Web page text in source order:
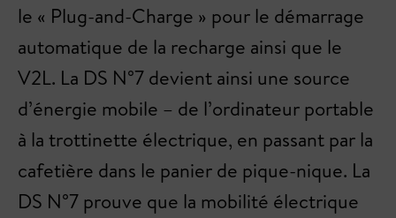
le « Plug-and-Charge » pour le démarrage
automatique de la recharge ainsi que le
V2L. La DS N°7 devient ainsi une source
d’énergie mobile – de l’ordinateur portable
à la trottinette électrique, en passant par la
cafetière dans le panier de pique-nique. La
DS N°7 prouve que la mobilité électrique